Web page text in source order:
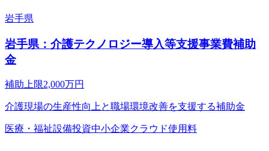
岩手県
岩手県：介護テクノロジー導入等支援事業費補助
金
補助上限2,000万円
介護現場の生産性向上と職場環境改善を支援する補助金
医療・福祉設備投資中小企業クラウド使用料